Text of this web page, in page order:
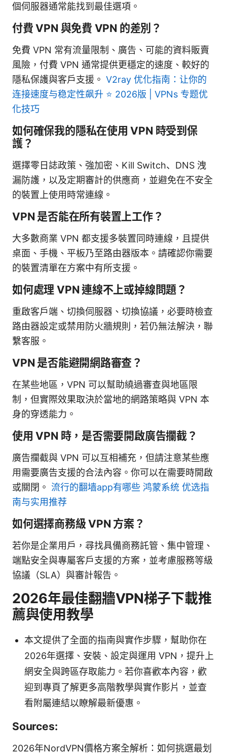
個伺服器通常能找到最佳選項。
付費 VPN 與免費 VPN 的差別？
免費 VPN 常有流量限制、廣告、可能的資料販賣
風險，付費 VPN 通常提供更穩定的速度、較好的
隱私保護與客戶支援。 V2ray 优化指南：让你的
连接速度与稳定性飙升 ⭐ 2026版 | VPNs 专题优
化技巧
如何確保我的隱私在使用 VPN 時受到保
護？
選擇零日誌政策、強加密、Kill Switch、DNS 洩
漏防護，以及定期審計的供應商，並避免在不安全
的裝置上使用時常連線。
VPN 是否能在所有裝置上工作？
大多數商業 VPN 都支援多裝置同時連線，且提供
桌面、手機、平板乃至路由器版本。請確認你需要
的裝置清單在方案中有所支援。
如何處理 VPN 連線不上或掉線問題？
重啟客戶端、切換伺服器、切換協議，必要時檢查
路由器設定或禁用防火牆規則，若仍無法解決，聯
繫客服。
VPN 是否能避開網路審查？
在某些地區，VPN 可以幫助繞過審查與地區限
制，但實際效果取決於當地的網路策略與 VPN 本
身的穿透能力。
使用 VPN 時，是否需要開啟廣告攔截？
廣告攔截與 VPN 可以互相補充，但請注意某些應
用需要廣告支援的合法內容。你可以在需要時開啟
或關閉。 流行的翻墙app有哪些 鸿蒙系统 优选指
南与实用推荐
如何選擇商務級 VPN 方案？
若你是企業用戶，尋找具備商務託管、集中管理、
端點安全與專屬客戶支援的方案，並考慮服務等級
協議（SLA）與審計報告。
2026年最佳翻牆VPN梯子下載推
薦與使用教學
本文提供了全面的指南與實作步驟，幫助你在
2026年選擇、安裝、設定與運用 VPN，提升上
網安全與跨區存取能力。若你喜歡本內容，歡
迎到專頁了解更多高階教學與實作影片，並查
看附屬連結以瞭解最新優惠。
Sources:
2026年NordVPN價格方案全解析：如何挑選最划